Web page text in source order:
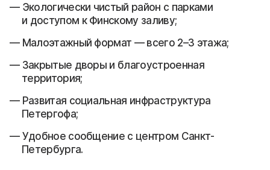
Экологически чистый район с парками
и доступом к Финскому заливу;
Малоэтажный формат — всего 2–3 этажа;
Закрытые дворы и благоустроенная
территория;
Развитая социальная инфраструктура
Петергофа;
Удобное сообщение с центром Санкт-
Петербурга.